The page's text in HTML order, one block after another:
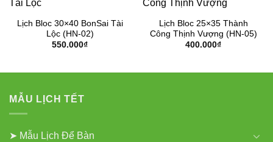
Lịch Bloc 30×40 BonSai Tài
Lộc (HN-02)
550.000₫
Lịch Bloc 25×35 Thành
Công Thịnh Vượng (HN-05)
400.000₫
MẪU LỊCH TẾT
➤ Mẫu Lịch Để Bàn